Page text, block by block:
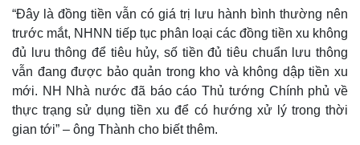
“Đây là đồng tiền vẫn có giá trị lưu hành bình thường nên
trước mắt, NHNN tiếp tục phân loại các đồng tiền xu không
đủ lưu thông để tiêu hủy, số tiền đủ tiêu chuẩn lưu thông
vẫn đang được bảo quản trong kho và không dập tiền xu
mới. NH Nhà nước đã báo cáo Thủ tướng Chính phủ về
thực trạng sử dụng tiền xu để có hướng xử lý trong thời
gian tới” – ông Thành cho biết thêm.